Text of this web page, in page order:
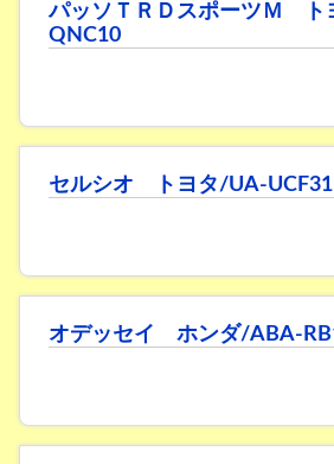
パッソＴＲＤスポーツＭ ト
QNC10
セルシオ トヨタ/UA-UCF31
オデッセイ ホンダ/ABA-